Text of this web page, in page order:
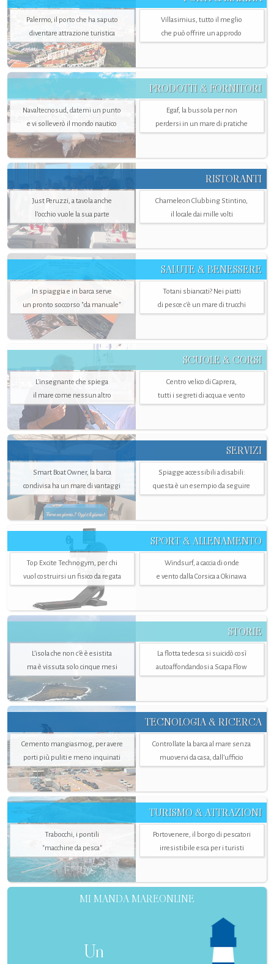
Palermo, il porto che ha saputo
diventare attrazione turistica
Villasimius, tutto il meglio
che può offrire un approdo
PRODOTTI & FORNITORI
Navaltecnosud, datemi un punto
e vi solleverò il mondo nautico
Egaf, la bussola per non
perdersi in un mare di pratiche
RISTORANTI
Just Peruzzi, a tavola anche
l’occhio vuole la sua parte
Chameleon Clubbing Stintino,
il locale dai mille volti
SALUTE & BENESSERE
In spiaggia e in barca serve
un pronto soccorso "da manuale"
Totani sbiancati? Nei piatti
di pesce c'è un mare di trucchi
SCUOLE & CORSI
L'insegnante che spiega
il mare come nessun altro
Centro velico di Caprera,
tutti i segreti di acqua e vento
SERVIZI
Smart Boat Owner, la barca
condivisa ha un mare di vantaggi
Spiagge accessibili a disabili:
questa è un esempio da seguire
SPORT & ALLENAMENTO
Top Excite Technogym, per chi
vuol costruirsi un fisico da regata
Windsurf, a caccia di onde
e vento dalla Corsica a Okinawa
STORIE
L’isola che non c'è è esistita
ma è vissuta solo cinque mesi
La flotta tedesca si suicidò così
autoaffondandosi a Scapa Flow
TECNOLOGIA & RICERCA
Cemento mangiasmog, per avere
porti più puliti e meno inquinati
Controllate la barca al mare senza
muovervi da casa, dall’ufficio
TURISMO & ATTRAZIONI
Trabocchi, i pontili
"macchine da pesca"
Portovenere, il borgo di pescatori
irresistibile esca per i turisti
MI MANDA MAREONLINE
Un